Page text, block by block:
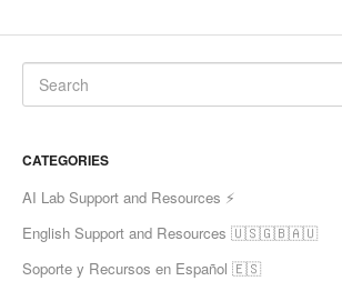
CATEGORIES
AI Lab Support and Resources ⚡
English Support and Resources 🇺🇸🇬🇧🇦🇺
Soporte y Recursos en Español 🇪🇸